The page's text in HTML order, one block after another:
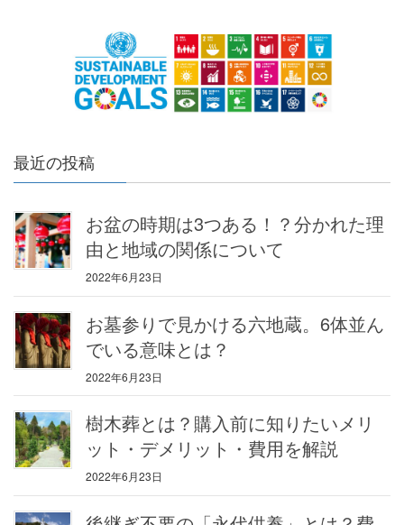
最近の投稿
お盆の時期は3つある！？分かれた理
由と地域の関係について
2022年6月23日
お墓参りで見かける六地蔵。6体並ん
でいる意味とは？
2022年6月23日
樹木葬とは？購入前に知りたいメリ
ット・デメリット・費用を解説
2022年6月23日